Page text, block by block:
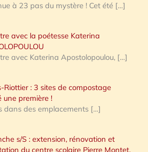
à 23 pas du mystère ! Cet été […]
avec la poétesse Katerina
avec Katerina Apostolopoulou, […]
Riottier : 3 sites de compostage
une première !
dans des emplacements […]
s/S : extension, rénovation et
du centre scolaire Pierre Montet,